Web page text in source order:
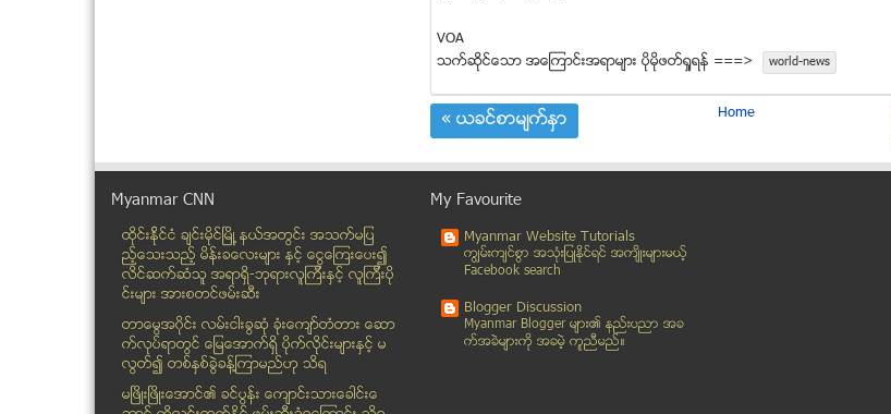
VOA
သက္ဆုိင္ေသာ အေၾကာင္းအရာမ်ား ပုိမုိဖတ္ရႈရန္ ===>
world-news
« ယခင္စာမ်က္ႏွာ Home
Myanmar CNN
ထိုင္းနို္င္ငံ ခ်င္းမိုင္ျမိဳ ့နယ္အတြင္း အသက္မျပ
ည့္ေသးသည့္ မိန္းခေလးမ်ား နွင့္ ေငြေၾကးေပး၍
လိင္ဆက္ဆံသူ အရာရွိ-ဘုရားလူၾကီးနွင့္ လူၾကီးပို
င္းမ်ား အားစတင္ဖမ္းဆီး
တာေမြအ၀ိုင္း လမ္းငါးခြဆံု ခံုးေက်ာ္တံတား ေဆာ
က္လုပ္ရာတြင္ ေျမေအာက္ရွိ ပိုက္လိုင္းမ်ားႏွင့္ မ
လြတ္၍ တစ္ႏွစ္ခြဲခန္႔ၾကာမည္ဟု သိရ
မၿဖိဳးၿဖိဳးေအာင္၏ ခင္ပြန္း ေက်ာင္းသားေခါင္းေ
My Favourite
Myanmar Website Tutorials
ကၽြမ္းက်င္စြာ အသုံးျပဳႏုိင္ရင္ အက်ိဳးမ်ားမယ့္
Facebook search
Blogger Discussion
Myanmar Blogger မ်ား၏ နည္းပညာ အခ
က္အခဲမ်ားကုိ အခမဲ့ ကူညီမည္။